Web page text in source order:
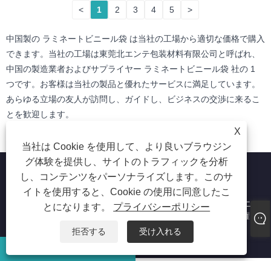
< 1 2 3 4 5 >
中国製の ラミネートビニール袋 は当社の工場から適切な価格で購入
できます。当社の工場は東莞北エンテ包装材料有限公司と呼ばれ、
中国の製造業者およびサプライヤー ラミネートビニール袋 社の 1
つです。お客様は当社の製品と優れたサービスに満足しています。
あらゆる立場の友人が訪問し、ガイドし、ビジネスの交渉に来るこ
とを歓迎します。
X
当社は Cookie を使用して、より良いブラウジン
グ体験を提供し、サイトのトラフィックを分析
し、コンテンツをパーソナライズします。このサ
イトを使用すると、Cookie の使用に同意したこ
とになります。 プライバシーポリシー
拒否する
受け入れる
Copyright © 2023 東莞北エンテ包装材料有限公司 - 食品用ビニ
ール袋、工業用ビニール袋、ラミネートビニール袋 - 全著作権